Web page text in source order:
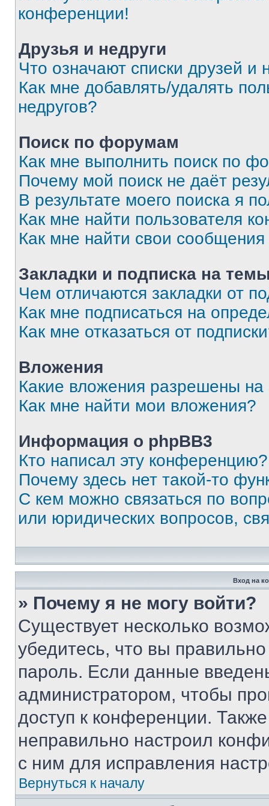
конференции!
Друзья и недруги
Что означают списки друзей и
Как мне добавлять/удалять
недругов?
Поиск по форумам
Как мне выполнить поиск по
Почему мой поиск не даёт
В результате моего поиска я
Как мне найти пользователя
Как мне найти свои
Закладки и подписка на
Чем отличаются закладки от
Как мне подписаться на
Как мне отказаться от
Вложения
Какие вложения разрешены
Как мне найти мои вложения?
Информация о phpBB3
Кто написал эту конференцию?
Почему здесь нет такой-то
С кем можно связаться по
или юридических вопросов,
Вход на
» Почему я не могу войти?
Существует несколько
убедитесь, что вы
пароль. Если данные
администратором, чтобы
доступ к конференции.
неправильно настроил
с ним для исправления
Вернуться к началу